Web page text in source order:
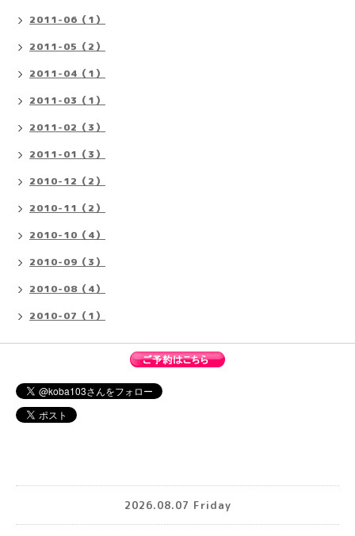
2011-06（1）
2011-05（2）
2011-04（1）
2011-03（1）
2011-02（3）
2011-01（3）
2010-12（2）
2010-11（2）
2010-10（4）
2010-09（3）
2010-08（4）
2010-07（1）
2026.08.07 Friday